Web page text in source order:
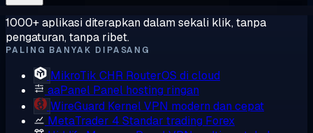
1000+ aplikasi diterapkan dalam sekali klik, tanpa
pengaturan, tanpa ribet.
PALING BANYAK DIPASANG
MikroTik CHR RouterOS di cloud
aaPanel Panel hosting ringan
WireGuard Kernel VPN modern dan cepat
MetaTrader 4 Standar trading Forex